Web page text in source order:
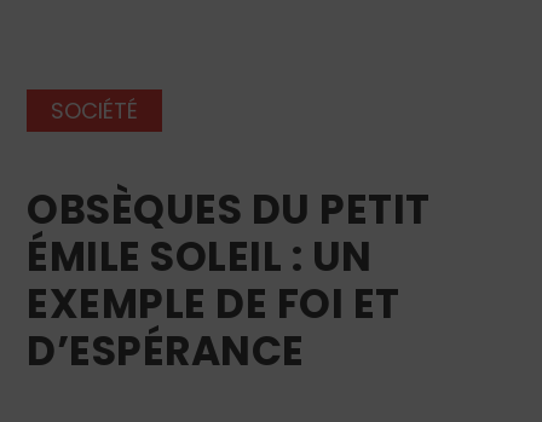
SOCIÉTÉ
OBSÈQUES DU PETIT
ÉMILE SOLEIL : UN
EXEMPLE DE FOI ET
D’ESPÉRANCE